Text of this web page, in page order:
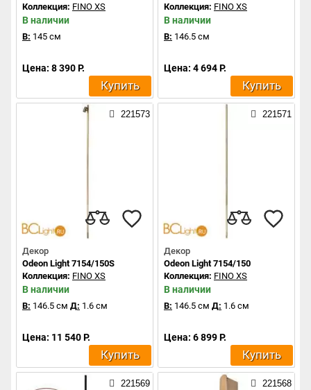
Коллекция: FINO XS
В наличии
В: 145 см
Цена: 8 390 Р.
Купить
Коллекция: FINO XS
В наличии
В: 146.5 см
Цена: 4 694 Р.
Купить
221573
Декор
Odeon Light 7154/150S
Коллекция: FINO XS
В наличии
В: 146.5 см Д: 1.6 см
Цена: 11 540 Р.
Купить
221571
Декор
Odeon Light 7154/150
Коллекция: FINO XS
В наличии
В: 146.5 см Д: 1.6 см
Цена: 6 899 Р.
Купить
221569 221568